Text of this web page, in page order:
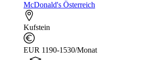
McDonald's Österreich
Kufstein
EUR 1190-1530/Monat